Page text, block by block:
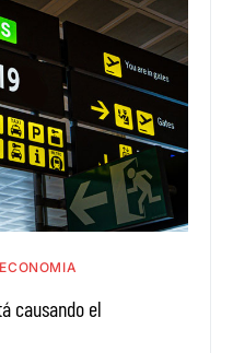
ECONOMIA
causando el